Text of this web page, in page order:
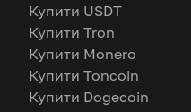
Купити USDT
Купити Tron
Купити Monero
Купити Toncoin
Купити Dogecoin